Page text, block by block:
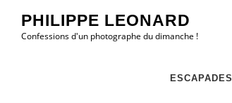
contenu
PHILIPPE LEONARD
Confessions d'un photographe du dimanche !
ESCAPADES